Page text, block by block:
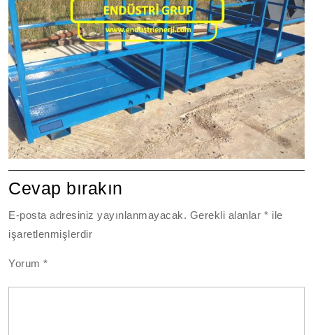
Cevap bırakın
E-posta adresiniz yayınlanmayacak. Gerekli alanlar* ile
işaretlenmişlerdir
Yorum*